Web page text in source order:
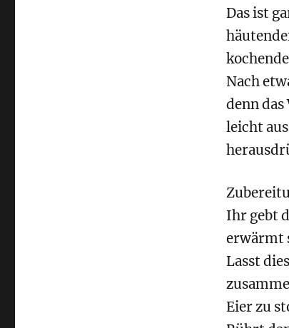
Das ist
Nach
denn
leicht
Ihr gebt
erwärmt
Lasst
Eier zu